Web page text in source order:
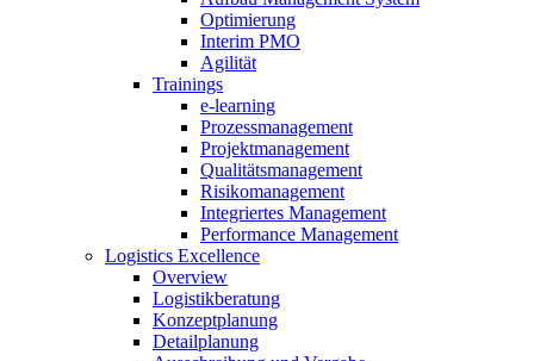
Optimierung
Interim PMO
Agilität
Trainings
e-learning
Prozessmanagement
Projektmanagement
Qualitätsmanagement
Risikomanagement
Integriertes Management
Performance Management
Logistics Excellence
Overview
Logistikberatung
Konzeptplanung
Detailplanung